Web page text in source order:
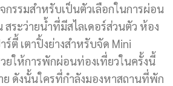
กรรมสำหรับเป็นตัวเลือกในการผ่อน
สระว่ายน้ำที่มีสไลเดอร์ส่วนตัว ห้อง
ร์ตี้ เตาปิ้งย่างสำหรับจัด Mini
ยให้การพักผ่อนท่องเที่ยวในครั้งนี้
ดังนั้นใครที่กำลังมองหาสถานที่พัก